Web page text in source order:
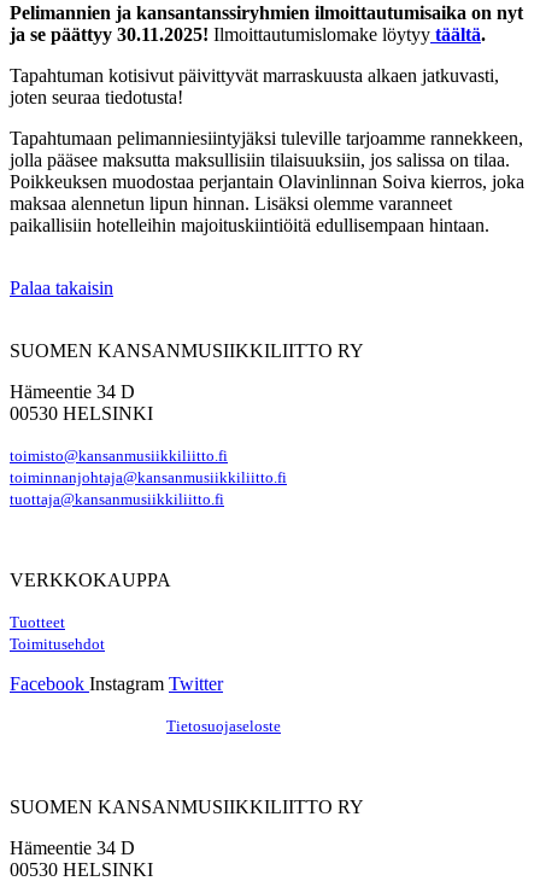
Pelimannien ja kansantanssiryhmien ilmoittautumisaika on nyt
ja se päättyy 30.11.2025! Ilmoittautumislomake löytyy täältä.
Tapahtuman kotisivut päivittyvät marraskuusta alkaen jatkuvasti,
joten seuraa tiedotusta!
Tapahtumaan pelimanniesiintyjäksi tuleville tarjoamme rannekkeen,
jolla pääsee maksutta maksullisiin tilaisuuksiin, jos salissa on tilaa.
Poikkeuksen muodostaa perjantain Olavinlinnan Soiva kierros, joka
maksaa alennetun lipun hinnan. Lisäksi olemme varanneet
paikallisiin hotelleihin majoituskiintiöitä edullisempaan hintaan.
Palaa takaisin
SUOMEN KANSANMUSIIKKILIITTO RY
Hämeentie 34 D
00530 HELSINKI
toimisto@kansanmusiikkiliitto.fi
toiminnanjohtaja@kansanmusiikkiliitto.fi
tuottaja@kansanmusiikkiliitto.fi
VERKKOKAUPPA
Tuotteet
Toimitusehdot
Facebook Instagram Twitter
Tietosuojaseloste
SUOMEN KANSANMUSIIKKILIITTO RY
Hämeentie 34 D
00530 HELSINKI